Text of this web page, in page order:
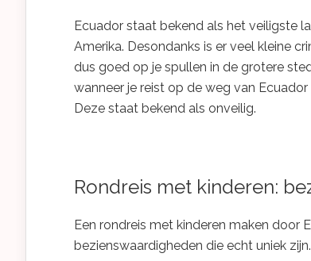
Ecuador staat bekend als het veiligste
Amerika. Desondanks is er veel kleine
dus goed op je spullen in de grotere
wanneer je reist op de weg van
Deze staat bekend als onveilig.
Rondreis met kinderen:
Een rondreis met kinderen maken door
bezienswaardigheden die echt uniek zijn.